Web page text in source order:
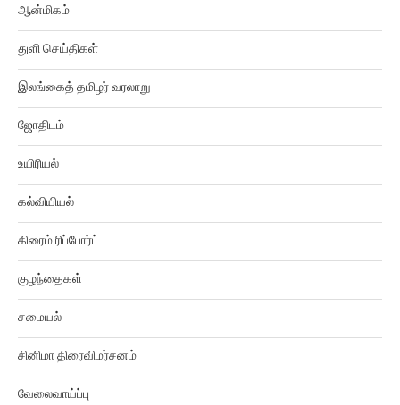
துளி செய்திகள்
இலங்கைத் தமிழர் வரலாறு
ஜோதிடம்
உயிரியல்
கல்வியியல்
கிரைம் ரிப்போர்ட்
குழந்தைகள்
சமையல்
சினிமா திரைவிமர்சனம்
வேலைவாய்ப்பு